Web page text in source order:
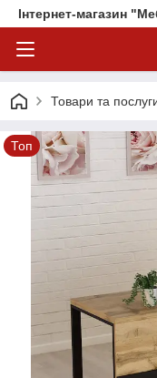
Інтернет-магазин
Товари та
Топ